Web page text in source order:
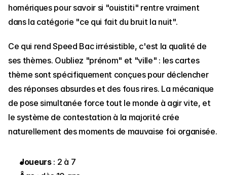
homériques pour savoir si "ouistiti" rentre vraiment
dans la catégorie "ce qui fait du bruit la nuit".
Ce qui rend Speed Bac irrésistible, c'est la qualité de
ses thèmes. Oubliez "prénom" et "ville" : les cartes
thème sont spécifiquement conçues pour déclencher
des réponses absurdes et des fous rires. La mécanique
de pose simultanée force tout le monde à agir vite, et
le système de contestation à la majorité crée
naturellement des moments de mauvaise foi organisée.
Joueurs : 2 à 7